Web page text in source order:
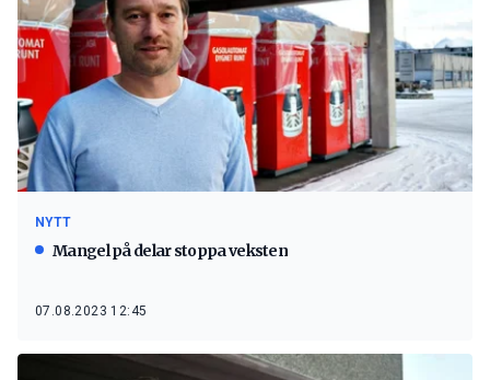
NYTT
Mangel på delar stoppa veksten
07.08.2023 12:45